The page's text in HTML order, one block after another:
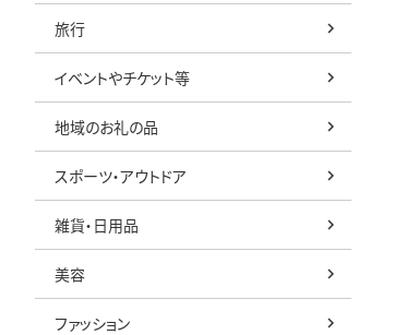
旅行
イベントやチケット等
地域のお礼の品
スポーツ・アウトドア
雑貨・日用品
美容
ファッション